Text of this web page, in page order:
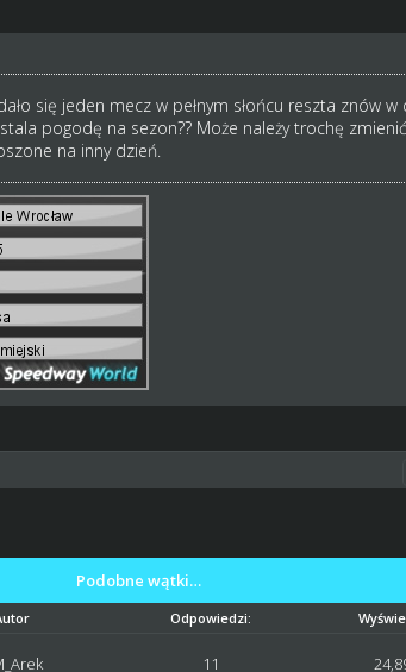
się jeden mecz w pełnym słońcu reszta znów
pogodę na sezon?? Może należy trochę
na inny dzień.
Podobne wątki…
Odpowiedzi:
11